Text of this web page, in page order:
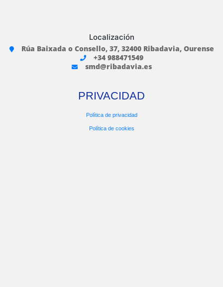
Localización
Rúa Baixada o Consello, 37, 32400 Ribadavia, Ourense
+34 988471549
smd@ribadavia.es
PRIVACIDAD
Política de privacidad
Política de cookies